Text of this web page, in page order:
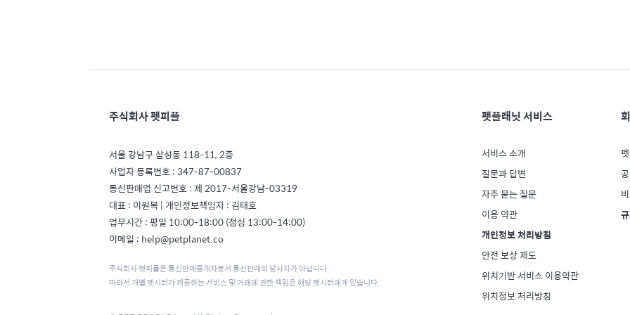
주식회사 펫피플
서울 강남구 삼성동 118-11, 2층
사업자 등록번호 : 347-87-00837
통신판매업 신고번호 : 제 2017-서울강남-03319
대표 : 이원복 | 개인정보책임자 : 김태호
업무시간 : 평일 10:00-18:00 (점심 13:00-14:00)
이메일 : help@petplanet.co
주식회사 펫피플은 통신판매중개자로서 통신판매의 당사자가 아닙니다.
따라서 개별 펫시터가 제공하는 서비스 및 거래에 관한 책임은 해당 펫시터에게 있습니다.
펫플래닛 서비스
서비스 소개
질문과 답변
자주 묻는 질문
이용 약관
개인정보 처리방침
안전 보상 제도
위치기반 서비스 이용약관
위치정보 처리방침